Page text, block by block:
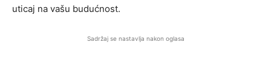
uticaj na vašu budućnost.
Sadržaj se nastavlja nakon oglasa